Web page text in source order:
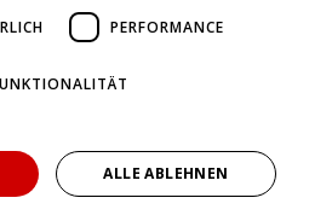
by KOMUNIQUE
hello@taxlawblog.ch
DATENSCHUTZ HAFTUNGSAUSSCHLUSS
FRENCH
PERFORMANCE
ALLE ABLEHNEN